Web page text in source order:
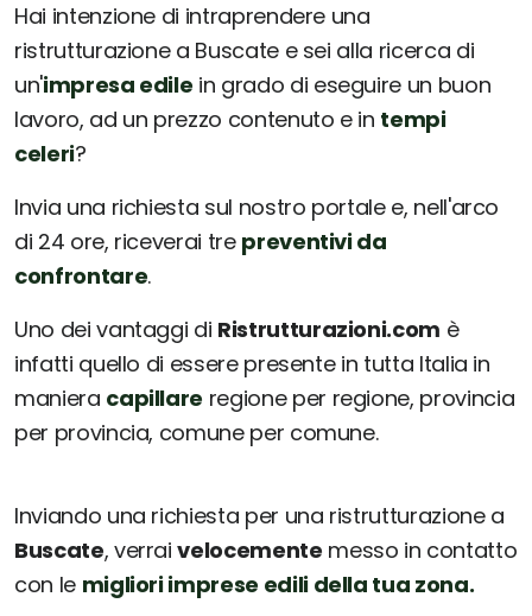
Hai intenzione di intraprendere una
ristrutturazione a Buscate e sei alla ricerca di
un'impresa edile in grado di eseguire un buon
lavoro, ad un prezzo contenuto e in tempi
celeri?
Invia una richiesta sul nostro portale e, nell'arco
di 24 ore, riceverai tre preventivi da
confrontare.
Uno dei vantaggi di Ristrutturazioni.com è
infatti quello di essere presente in tutta Italia in
maniera capillare regione per regione, provincia
per provincia, comune per comune.
Inviando una richiesta per una ristrutturazione a
Buscate, verraivelocemente messo in contatto
con le migliori imprese edili della tua zona.